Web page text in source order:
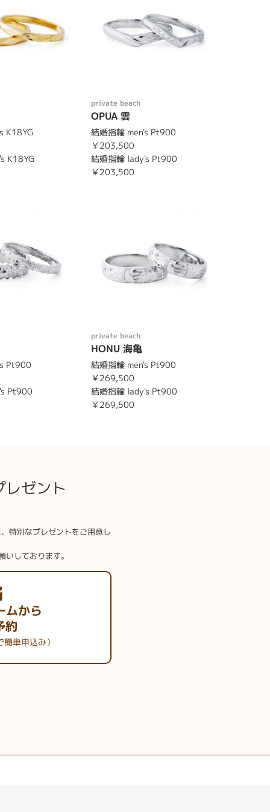
K18YG
K18YG
private beach
OPUA 雲
結婚指輪 men's Pt900
￥203,500
結婚指輪 lady's Pt900
￥203,500
Pt900
Pt900
private beach
HONU 海亀
結婚指輪 men's Pt900
￥269,500
結婚指輪 lady's Pt900
￥269,500
ゼント
特別なプレゼントをご用意し
しております。
ムから
約
簡単申込み）